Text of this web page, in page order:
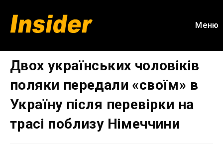
вмісту
Меню
Двох українських чоловіків
поляки передали «своїм» в
Україну після перевірки на
трасі поблизу Німеччини